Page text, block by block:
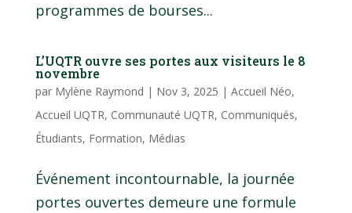
programmes de bourses...
L’UQTR ouvre ses portes aux visiteurs le 8
novembre
par Mylène Raymond | Nov 3, 2025 | Accueil Néo,
Accueil UQTR, Communauté UQTR, Communiqués,
Étudiants, Formation, Médias
Événement incontournable, la journée
portes ouvertes demeure une formule